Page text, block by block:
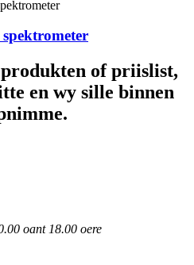
of priislist,
en wy sille binnen
oant 18.00 oere